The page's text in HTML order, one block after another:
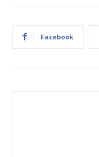
Facebook